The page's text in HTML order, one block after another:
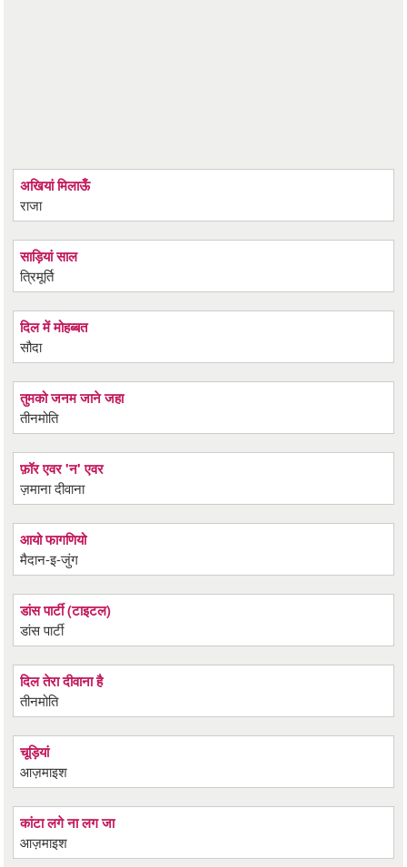
अखियां मिलाऊँ
राजा
साड़ियां साल
त्रिमूर्ति
दिल में मोहब्बत
सौदा
तुमको जनम जाने जहा
तीनमोति
फ़ॉर एवर 'न' एवर
ज़माना दीवाना
आयो फागणियो
मैदान-इ-जुंग
डांस पार्टी (टाइटल)
डांस पार्टी
दिल तेरा दीवाना है
तीनमोति
चूड़ियां
आज़माइश
कांटा लगे ना लग जा
आज़माइश